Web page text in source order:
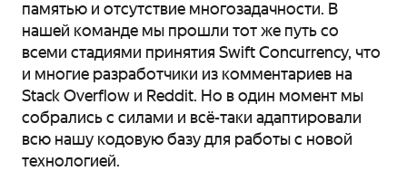
памятью и отсутствие многозадачности. В
нашей команде мы прошли тот же путь со
всеми стадиями принятия Swift Concurrency, что
и многие разработчики из комментариев на
Stack Overflow и Reddit. Но в один момент мы
собрались с силами и всё-таки адаптировали
всю нашу кодовую базу для работы с новой
технологией.